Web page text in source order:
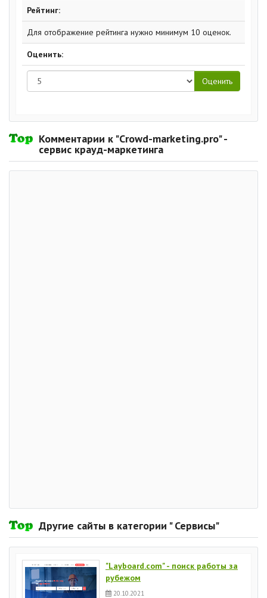
Рейтинг:
Для отображение рейтинга нужно минимум 10 оценок.
Оценить:
Комментарии к "Crowd-marketing.pro" -
сервис крауд-маркетинга
Другие сайты в категории " Сервисы"
"Layboard.com" - поиск работы за
рубежом
20.10.2021